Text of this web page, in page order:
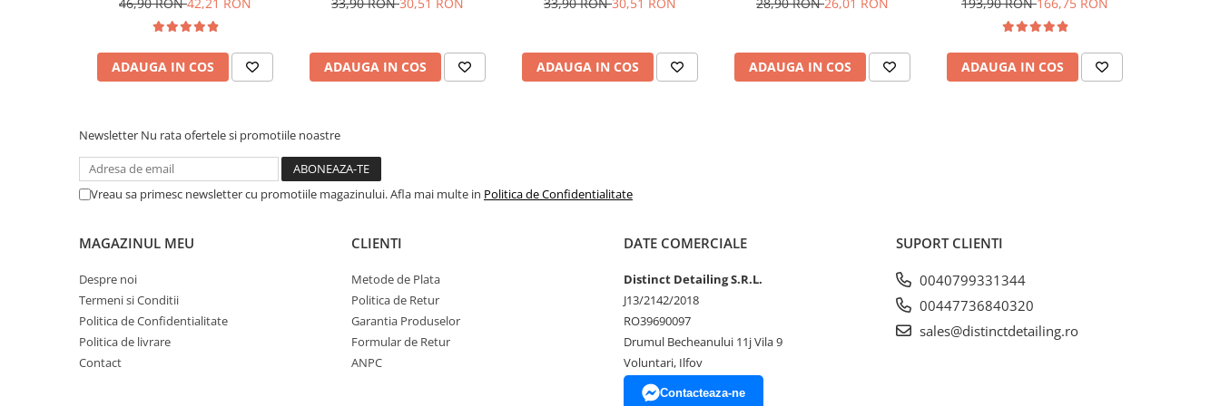
ADAUGA IN COS ADAUGA IN COS ADAUGA IN COS ADAUGA IN COS ADAUGA IN COS
Newsletter Nu rata ofertele si promotiile noastre
Vreau sa primesc newsletter cu promotiile magazinului. Afla mai multe in Politica de Confidentialitate
MAGAZINUL MEU
Despre noi
Termeni si Conditii
Politica de Confidentialitate
Politica de livrare
Contact
CLIENTI
Metode de Plata
Politica de Retur
Garantia Produselor
Formular de Retur
ANPC
DATE COMERCIALE
Distinct Detailing S.R.L.
J13/2142/2018
RO39690097
Drumul Becheanului 11j Vila 9
Voluntari, Ilfov
Contacteaza-ne
SUPORT CLIENTI
0040799331344
00447736840320
sales@distinctdetailing.ro